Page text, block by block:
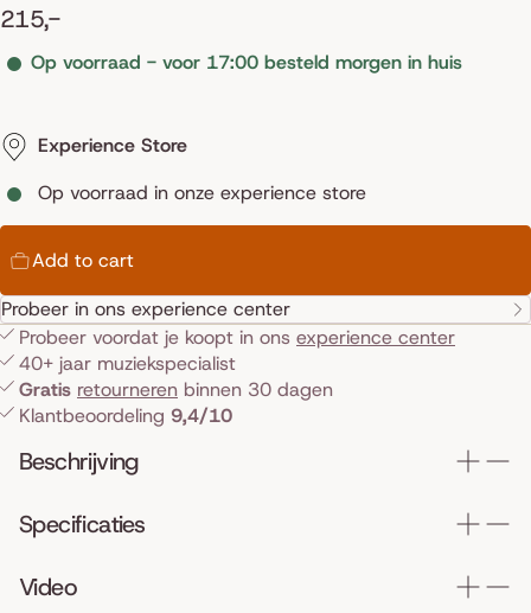
215,-
Op voorraad - voor 17:00 besteld morgen in huis
Experience Store
Op voorraad in onze experience store
Add to cart
Probeer in ons experience center
Probeer voordat je koopt in ons experience center
40+ jaar muziekspecialist
Gratis retourneren binnen 30 dagen
Klantbeoordeling 9,4/10
Beschrijving
Specificaties
Video